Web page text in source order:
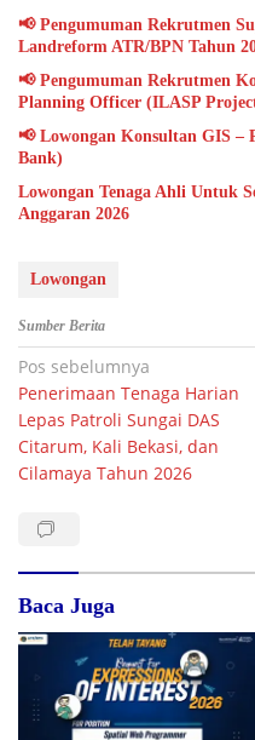
📢 Pengumuman Rekrutmen
Landreform ATR/BPN Tahun
📢 Pengumuman Rekrutmen
Planning Officer (ILASP
📢 Lowongan Konsultan GIS –
Bank)
Lowongan Tenaga Ahli Untuk
Anggaran 2026
Lowongan
Sumber Berita
Navigasi
pos
Pos sebelumnya
Penerimaan Tenaga Harian
Lepas Patroli Sungai DAS
Citarum, Kali Bekasi, dan
Cilamaya Tahun 2026
Baca Juga